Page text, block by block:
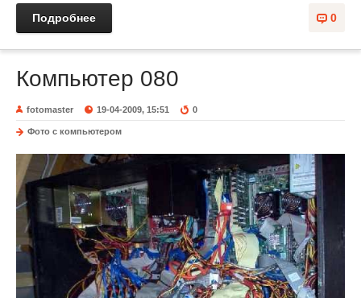
0
Подробнее
Компьютер 080
fotomaster 19-04-2009, 15:51 0
Фото с компьютером